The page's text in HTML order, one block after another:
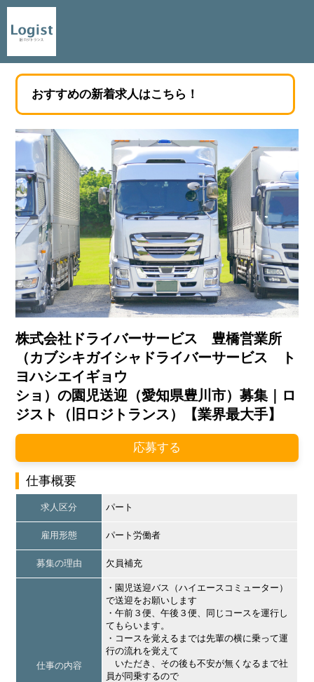
おすすめの新着求人はこちら！
株式会社ドライバーサービス 豊橋営業所
（カブシキガイシャドライバーサービス ト
ヨハシエイギョウ
ショ）の園児送迎（愛知県豊川市）募集｜ロ
ジスト（旧ロジトランス）【業界最大手】
応募する
仕事概要
求人区分 パート
雇用形態 パート労働者
募集の理由 欠員補充
仕事の内容
・園児送迎バス（ハイエースコミューター）
で送迎をお願いします
・午前３便、午後３便、同じコースを運行し
てもらいます。
・コースを覚えるまでは先輩の横に乗って運
行の流れを覚えて
いただき、その後も不安が無くなるまで社
員が同乗するので